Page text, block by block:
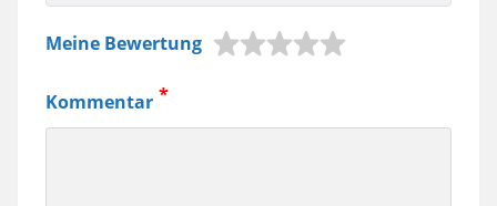
Jura
Kaffeemaschine,
Samsung
Meine Bewertung
Kommentar